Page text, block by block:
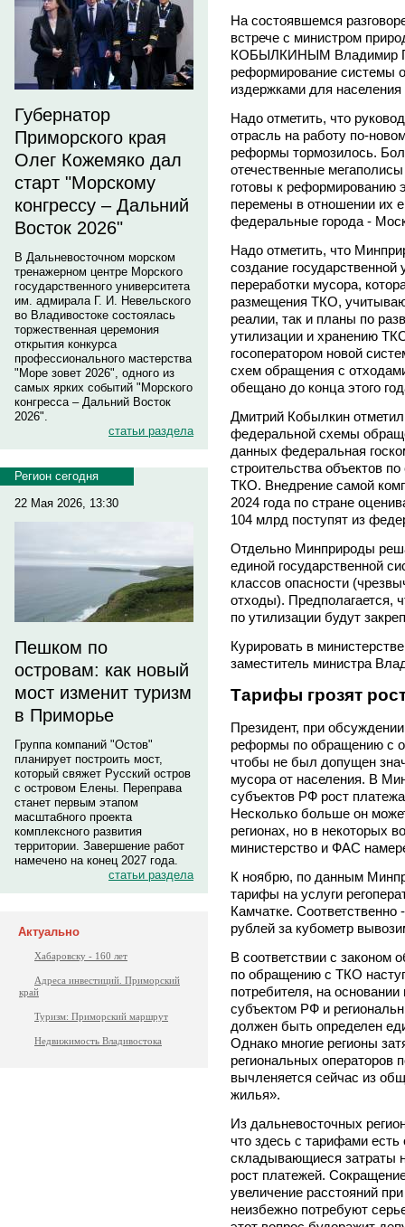
Губернатор
Приморского края
Олег Кожемяко дал
старт "Морскому
конгрессу – Дальний
Восток 2026"
В Дальневосточном морском
тренажерном центре Морского
государственного университета
им. адмирала Г. И. Невельского
во Владивостоке состоялась
торжественная церемония
открытия конкурса
профессионального мастерства
"Море зовет 2026", одного из
самых ярких событий "Морского
конгресса – Дальний Восток
2026".
статьи раздела
Регион сегодня
22 Мая 2026, 13:30
Пешком по
островам: как новый
мост изменит туризм
в Приморье
Группа компаний "Остов"
планирует построить мост,
который свяжет Русский остров
с островом Елены. Переправа
станет первым этапом
масштабного проекта
комплексного развития
территории. Завершение работ
намечено на конец 2027 года.
статьи раздела
Актуально
Хабаровску - 160 лет
Адреса инвестиций. Приморский
край
Туризм: Приморский маршрут
Недвижимость Владивостока
На состоявшемся
встрече с министром
КОБЫЛКИНЫМ Владимир
реформирование
издержками для населения
Надо отметить, что
отрасль на работу по-
реформы тормозилось.
отечественные
готовы к реформированию
перемены в отношении их
федеральные города -
Надо отметить, что
создание
переработки мусора,
размещения ТКО,
реалии, так и планы по
утилизации и хранению
госоператором новой
схем обращения с
обещано до конца этого
Дмитрий Кобылкин
федеральной схемы
данных федеральная
строительства объектов
ТКО. Внедрение самой
2024 года по стране
104 млрд поступят из
Отдельно Минприроды
единой государственной
классов опасности
отходы). Предполагается,
по утилизации будут
Курировать в
заместитель министра
Тарифы грозят
Президент, при
реформы по обращению с
чтобы не был допущен
мусора от населения. В
субъектов РФ рост
Несколько больше он
регионах, но в некоторых
министерство и ФАС
К ноябрю, по данным
тарифы на услуги
Камчатке. Соответственно
рублей за кубометр
В соответствии с законом
по обращению с ТКО
потребителя, на
субъектом РФ и
должен быть определен
Однако многие регионы
региональных
вычленяется сейчас из
жилья».
Из дальневосточных
что здесь с тарифами
складывающиеся затраты
рост платежей.
увеличение расстояний
неизбежно потребуют